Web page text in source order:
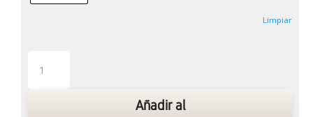
Limpiar
Screen
Añadir al